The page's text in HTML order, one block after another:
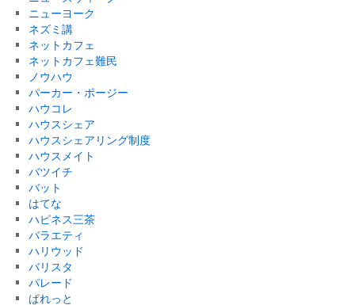
ニューヨーク
ネズミ講
ネットカフェ
ネットカフェ難民
ノウハウ
パーカー・ポージー
ハウコレ
ハウスシェア
ハウスシェアリング制度
ハウスメイト
バツイチ
バット
はてな
ハピネス三茶
バラエティ
ハリウッド
バリスタ
パレード
ぱれっと